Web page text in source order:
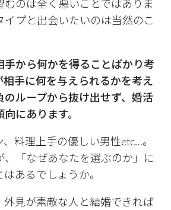
むのは全く悪いことではありま
イプと出会いたいのは当然のこ
手から何かを得ることばかり考
相手に何を与えられるかを考え
のループから抜け出せず、婚活
にあります。
料理上手の優しい男性etc…。
、「なぜあなたを選ぶのか」に
あるでしょうか。
外見が素敵な人と結婚できれば